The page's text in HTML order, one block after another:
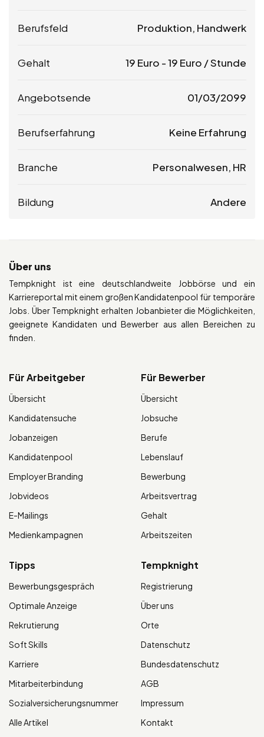
Berufsfeld Produktion, Handwerk
Gehalt 19 Euro -19 Euro / Stunde
Angebotsende 01/03/2099
Berufserfahrung Keine Erfahrung
Branche Personalwesen, HR
Bildung Andere
Über uns
Tempknight ist eine deutschlandweite Jobbörse und ein
Karriereportal mit einem großen Kandidatenpool für temporäre
Jobs. Über Tempknight erhalten Jobanbieter die Möglichkeiten,
geeignete Kandidaten und Bewerber aus allen Bereichen zu
finden.
Für Arbeitgeber
Übersicht
Kandidatensuche
Jobanzeigen
Kandidatenpool
Employer Branding
Jobvideos
E-Mailings
Medienkampagnen
Für Bewerber
Übersicht
Jobsuche
Berufe
Lebenslauf
Bewerbung
Arbeitsvertrag
Gehalt
Arbeitszeiten
Tipps
Bewerbungsgespräch
Optimale Anzeige
Rekrutierung
Soft Skills
Karriere
Mitarbeiterbindung
Sozialversicherungsnummer
Alle Artikel
Tempknight
Registrierung
Über uns
Orte
Datenschutz
Bundesdatenschutz
AGB
Impressum
Kontakt